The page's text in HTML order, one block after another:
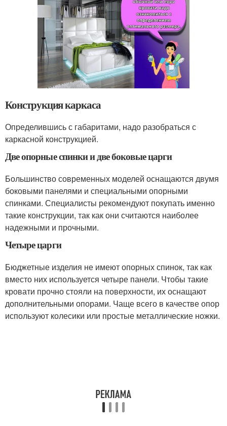
Конструкция каркаса
Определившись с габаритами, надо разобраться с
каркасной конструкцией.
Две опорные спинки и две боковые царги
Большинство современных моделей оснащаются двумя
боковыми панелями и специальными опорными
спинками. Специалисты рекомендуют покупать именно
такие конструкции, так как они считаются наиболее
надежными и прочными.
Четыре царги
Бюджетные изделия не имеют опорных спинок, так как
вместо них используется четыре панели. Чтобы такие
кровати прочно стояли на поверхности, их оснащают
дополнительными опорами. Чаще всего в качестве опор
используют колесики или простые металлические ножки.